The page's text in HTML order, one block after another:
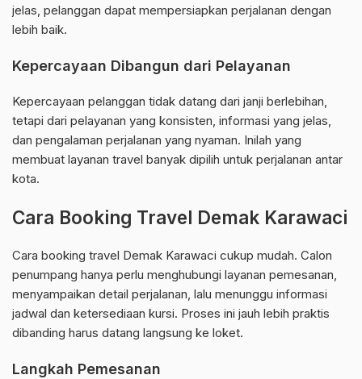
jelas, pelanggan dapat mempersiapkan perjalanan dengan
lebih baik.
Kepercayaan Dibangun dari Pelayanan
Kepercayaan pelanggan tidak datang dari janji berlebihan,
tetapi dari pelayanan yang konsisten, informasi yang jelas,
dan pengalaman perjalanan yang nyaman. Inilah yang
membuat layanan travel banyak dipilih untuk perjalanan antar
kota.
Cara Booking Travel Demak Karawaci
Cara booking travel Demak Karawaci cukup mudah. Calon
penumpang hanya perlu menghubungi layanan pemesanan,
menyampaikan detail perjalanan, lalu menunggu informasi
jadwal dan ketersediaan kursi. Proses ini jauh lebih praktis
dibanding harus datang langsung ke loket.
Langkah Pemesanan